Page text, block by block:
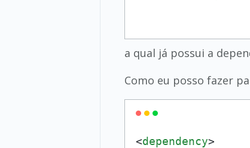
a qual já possui a
Como eu posso fazer
<dependency>